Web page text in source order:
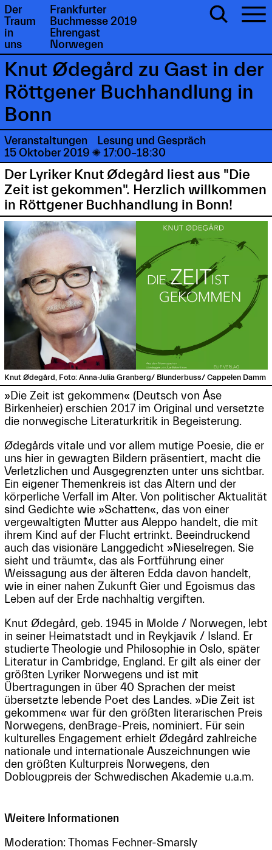
Der
Traum
in
uns
Frankfurter
Buchmesse 2019
Ehrengast
Norwegen
Knut Ødegård zu Gast in der
Röttgener Buchhandlung in
Bonn
Veranstaltungen
Lesung und Gespräch
15 Oktober 2019 17:00–18:30
Der Lyriker Knut Ødegård liest aus "Die
Zeit ist gekommen". Herzlich willkommen
in Röttgener Buchhandlung in Bonn!
Knut Ødegård, Foto: Anna-Julia Granberg/ Blunderbuss/ Cappelen Damm
»Die Zeit ist gekommen« (Deutsch von Åse
Birkenheier) erschien 2017 im Original und versetzte
die norwegische Literaturkritik in Begeisterung.
Ødegårds vitale und vor allem mutige Poesie, die er
uns hier in gewagten Bildern präsentiert, macht die
Verletzlichen und Ausgegrenzten unter uns sichtbar.
Ein eigener Themenkreis ist das Altern und der
körperliche Verfall im Alter. Von politischer Aktualität
sind Gedichte wie »Schatten«, das von einer
vergewaltigten Mutter aus Aleppo handelt, die mit
ihrem Kind auf der Flucht ertrinkt. Beeindruckend
auch das visionäre Langgedicht »Nieselregen. Sie
sieht und träumt«, das als Fortführung einer
Weissagung aus der älteren Edda davon handelt,
wie in einer nahen Zukunft Gier und Egoismus das
Leben auf der Erde nachhaltig vergiften.
Knut Ødegård, geb. 1945 in Molde / Norwegen, lebt
in seiner Heimatstadt und in Reykjavik / Island. Er
studierte Theologie und Philosophie in Oslo, später
Literatur in Cambridge, England. Er gilt als einer der
größten Lyriker Norwegens und ist mit
Übertragungen in über 40 Sprachen der meist
übersetzte lebende Poet des Landes. »Die Zeit ist
gekommen« war für den größten literarischen Preis
Norwegens, denBrage-Preis, nominiert. Für sein
kulturelles Engagement erhielt Ødegård zahlreiche
nationale und internationale Auszeichnungen wie
den größten Kulturpreis Norwegens, den
Doblougpreis der Schwedischen Akademie u.a.m.
Weitere Informationen
Moderation: Thomas Fechner-Smarsly